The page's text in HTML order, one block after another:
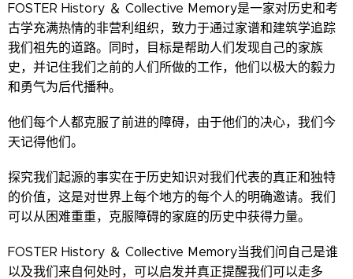
FOSTER History ＆ Collective Memory是一家对历史和考
古学充满热情的非营利组织，致力于通过家谱和建筑学追踪
我们祖先的道路。同时，目标是帮助人们发现自己的家族
史，并记住我们之前的人们所做的工作，他们以极大的毅力
和勇气为后代播种。
他们每个人都克服了前进的障碍，由于他们的决心，我们今
天记得他们。
探究我们起源的事实在于历史知识对我们代表的真正和独特
的价值，这是对世界上每个地方的每个人的明确邀请。我们
可以从困难重重，克服障碍的家庭的历史中获得力量。
FOSTER History ＆ Collective Memory当我们问自己是谁
以及我们来自何处时，可以启发并真正提醒我们可以走多